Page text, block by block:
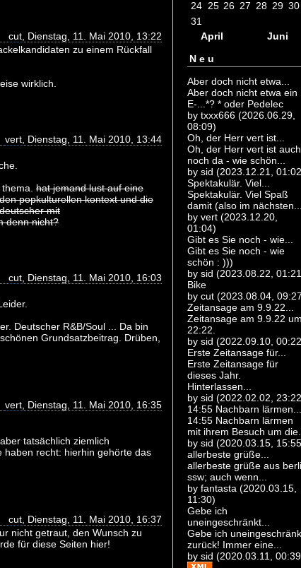
cut , Dienstag, 11. Mai 2010, 13:22
zu einem Rückfall
wirklich.
vert , Dienstag, 11. Mai 2010, 13:44
hat jemand lust auf eine
popkulturellen kontext und die
mit
denn nicht?
cut , Dienstag, 11. Mai 2010, 16:03
Deutscher R&B/Soul ... Da bin
Grundsatzbeitrag. Drüben,
vert , Dienstag, 11. Mai 2010, 16:35
tatsächlich ziemlich
recht: hierhin gehörte das
cut , Dienstag, 11. Mai 2010, 16:37
nicht getraut, den Wunsch zu
für diese Seiten hier!
24 25 26 27 28 29 30
31
April
Juni
Neu
Aber doch nicht etwa...
Aber doch nicht etwa ein
E-...*? * oder Pedelec
by txxx666 (2026.06.29,
08:09)
Oh, der Herr vert ist...
Oh, der Herr vert ist auch
noch da - wie schön...
by sid (2023.12.21,
Spektakulär. Viel...
Spektakulär. Viel Spaß
damit (also im
by vert (2023.12.20,
01:04)
Gibt es Sie noch - wie...
Gibt es Sie noch - wie
schön : )))
by sid (2023.08.22,
Bike
by cut (2023.08.04,
Zeitansage am 9.9.22...
Zeitansage am 9.9.22
22:22.
by sid (2022.09.10,
Erste Zeitansage für...
Erste Zeitansage für
dieses Jahr.
Hinterlassen...
by sid (2022.02.02,
14:55 Nachbarn lärmen...
14:55 Nachbarn lärmen
mit ihrem Besuch um
by sid (2020.03.15,
allerbeste grüße...
allerbeste grüße aus
ssw; auch wenn...
by fantasta (2020.03.15,
11:30)
Gebe ich
uneingeschränkt...
Gebe ich
zurück! Immer eine...
by sid (2020.03.11,